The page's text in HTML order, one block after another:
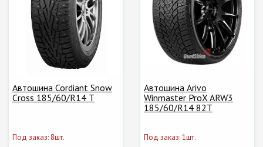
Автошина Cordiant Snow
Cross 185/60/R14 T
Под заказ: 8шт.
Автошина Arivo
Winmaster ProX ARW3
185/60/R14 82T
Под заказ: 1шт.